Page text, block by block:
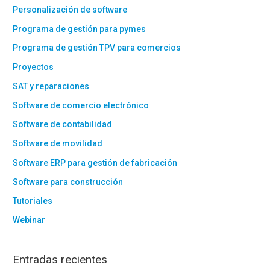
Personalización de software
Programa de gestión para pymes
Programa de gestión TPV para comercios
Proyectos
SAT y reparaciones
Software de comercio electrónico
Software de contabilidad
Software de movilidad
Software ERP para gestión de fabricación
Software para construcción
Tutoriales
Webinar
Entradas recientes